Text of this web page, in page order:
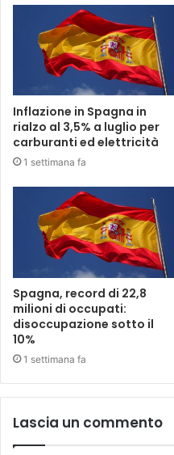
Inflazione in Spagna in
rialzo al 3,5% a luglio per
carburanti ed elettricità
1 settimana fa
Spagna, record di 22,8
milioni di occupati:
disoccupazione sotto il
10%
1 settimana fa
Lascia un commento